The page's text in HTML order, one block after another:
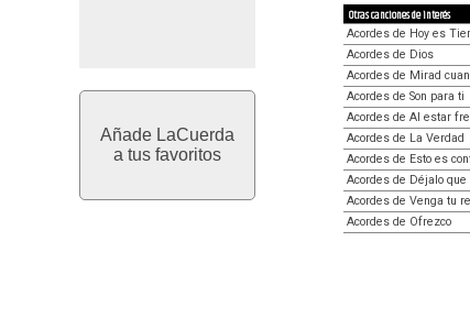
Añade LaCuerda
a tus favoritos
Otras canciones de interés
Acordes de Hoy es
Acordes de Dios
Acordes de Mirad
Acordes de Son para ti
Acordes de Al estar
Acordes de La Verdad
Acordes de Esto es
Acordes de Déjalo que
Acordes de Venga tu
Acordes de Ofrezco